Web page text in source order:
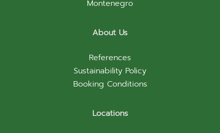
Montenegro
About Us
References
Sustainability Policy
Booking Conditions
Locations